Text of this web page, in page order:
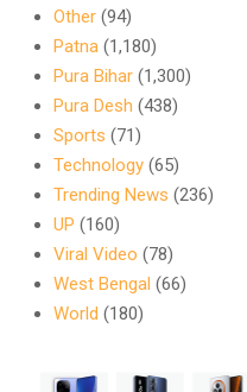
Other (94)
Patna (1,180)
Pura Bihar (1,300)
Pura Desh (438)
Sports (71)
Technology (65)
Trending News (236)
UP (160)
Viral Video (78)
West Bengal (66)
World (180)